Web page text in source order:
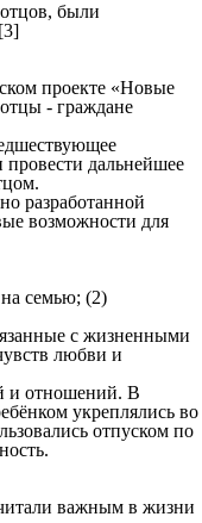
были
проекте «Новые
- граждане
дальнейшее
разработанной
возможности для
семью; (2)
с жизненными
любви и
и отношений. В
укреплялись во
отпуском по
важным в жизни